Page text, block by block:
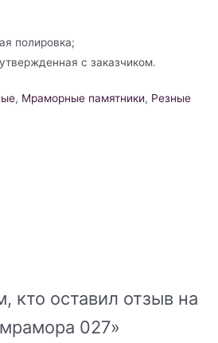
полировка;
с заказчиком.
, Мраморные памятники, Резные
кто оставил отзыв на
027»